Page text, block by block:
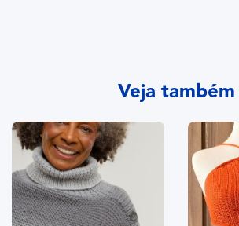
Veja também